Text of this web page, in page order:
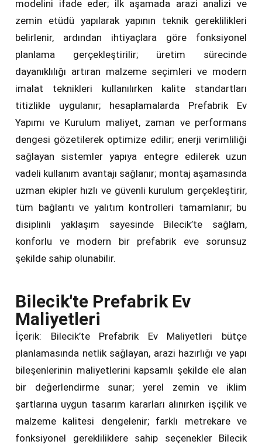
modelini ifade eder; ilk aşamada arazi analizi ve
zemin etüdü yapılarak yapının teknik gereklilikleri
belirlenir, ardından ihtiyaçlara göre fonksiyonel
planlama gerçekleştirilir; üretim sürecinde
dayanıklılığı artıran malzeme seçimleri ve modern
imalat teknikleri kullanılırken kalite standartları
titizlikle uygulanır; hesaplamalarda Prefabrik Ev
Yapımı ve Kurulum maliyet, zaman ve performans
dengesi gözetilerek optimize edilir; enerji verimliliği
sağlayan sistemler yapıya entegre edilerek uzun
vadeli kullanım avantajı sağlanır; montaj aşamasında
uzman ekipler hızlı ve güvenli kurulum gerçekleştirir,
tüm bağlantı ve yalıtım kontrolleri tamamlanır; bu
disiplinli yaklaşım sayesinde Bilecik’te sağlam,
konforlu ve modern bir prefabrik eve sorunsuz
şekilde sahip olunabilir.
Bilecik'te Prefabrik Ev
Maliyetleri
İçerik: Bilecik’te Prefabrik Ev Maliyetleri bütçe
planlamasında netlik sağlayan, arazi hazırlığı ve yapı
bileşenlerinin maliyetlerini kapsamlı şekilde ele alan
bir değerlendirme sunar; yerel zemin ve iklim
şartlarına uygun tasarım kararları alınırken işçilik ve
malzeme kalitesi dengelenir; farklı metrekare ve
fonksiyonel gerekliliklere sahip seçenekler Bilecik